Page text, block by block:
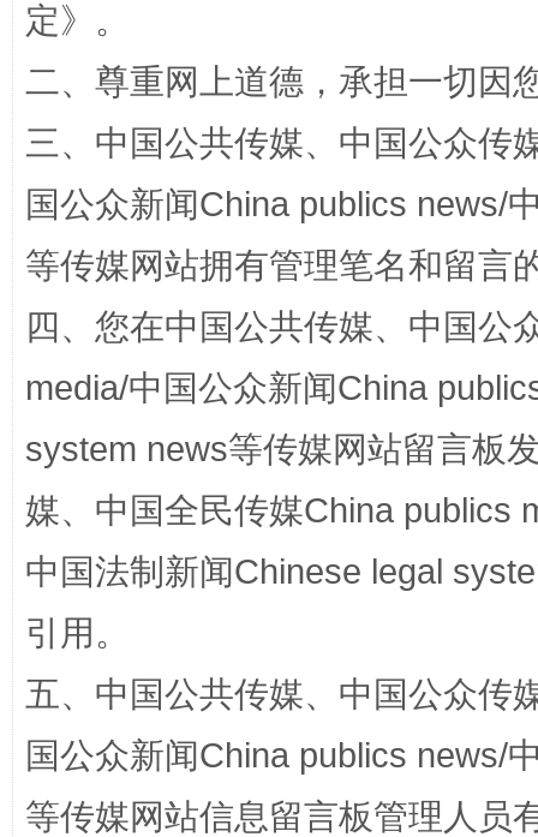
阿坝州三大球赛在茂县开幕 规模
国家大学科技园优化重塑工作
扯下公款旅游的“隐身衣” 如何以
定》。
二、尊重网上道德，承担一切因
三、中国公共传媒、中国公众传
国公众新闻China publics news/
等传媒网站拥有管理笔名和留言
四、您在中国公共传媒、中国公
media/中国公众新闻China
system news等传媒网站留言板
媒、中国全民传媒China publics
中国法制新闻Chinese legal
引用。
五、中国公共传媒、中国公众传
国公众新闻China publics news/
等传媒网站信息留言板管理人员